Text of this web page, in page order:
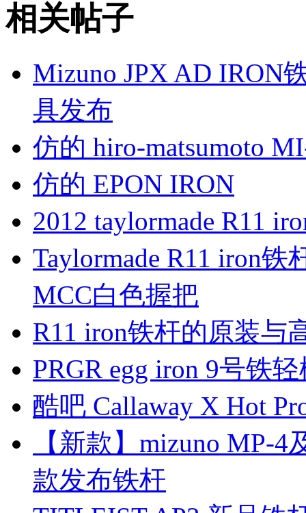
相关帖子
Mizuno JPX AD IRON
具发布
仿的 hiro-matsumoto
仿的 EPON IRON
2012 taylormade R11
Taylormade R11 iron铁
MCC白色握把
R11 iron铁杆的原装与
PRGR egg iron 9号铁
酷吧 Callaway X Hot
【新款】mizuno MP-
款发布铁杆